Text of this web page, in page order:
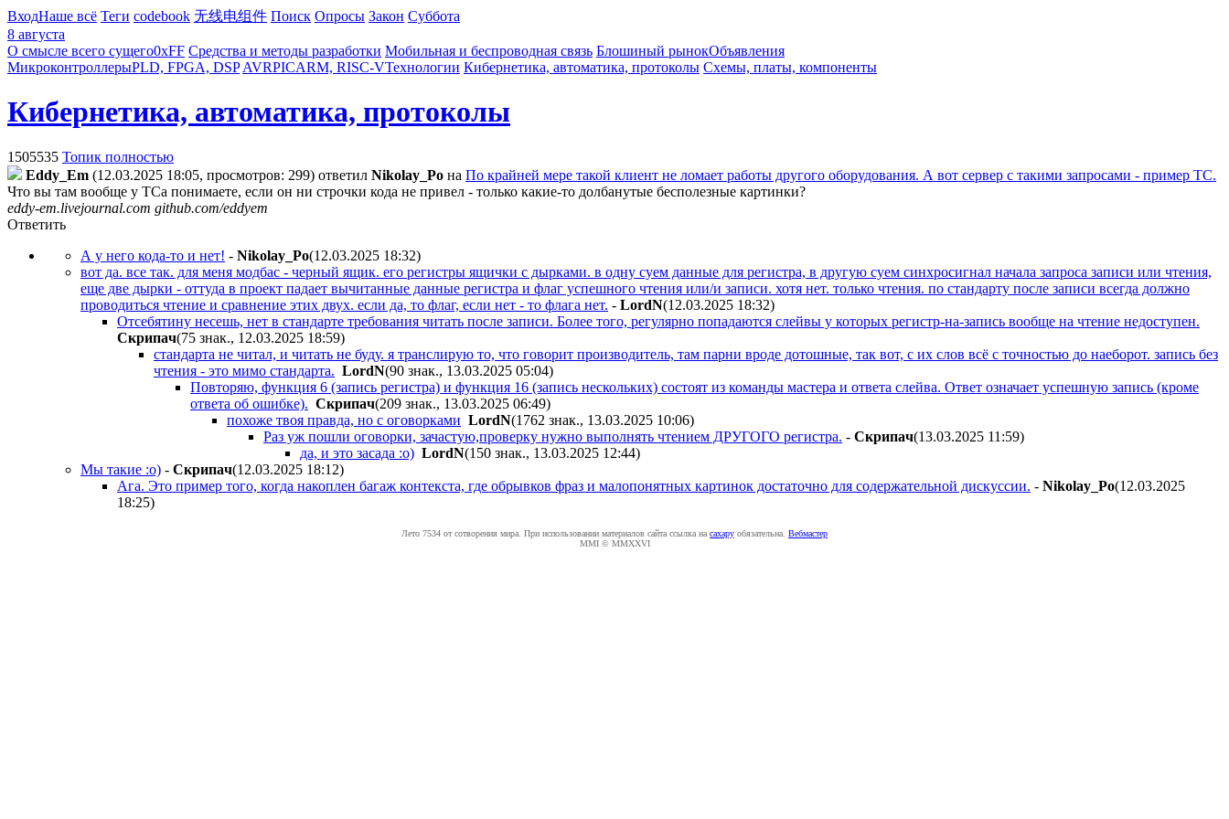
ВходНаше всё Теги codebook 无线电组件 Поиск Опросы Закон Суббота
8 августа
О смысле всего сущего0xFF Средства и методы разработки Мобильная и беспроводная связь Блошиный рынокОбъявления
МикроконтроллерыPLD, FPGA, DSP AVRPICARM, RISC-VТехнологии Кибернетика, автоматика, протоколы Схемы, платы, компоненты
Кибернетика, автоматика, протоколы
1505535 Топик полностью
Eddy_Em (12.03.2025 18:05, просмотров: 299) ответил Nikolay_Po на По крайней мере такой клиент не ломает работы другого оборудования. А вот сервер с такими запросами - пример ТС.
Что вы там вообще у ТСа понимаете, если он ни строчки кода не привел - только какие-то долбанутые бесполезные картинки?
eddy-em.livejournal.com github.com/eddyem
Ответить
А у него кода-то и нет! - Nikolay_Po(12.03.2025 18:32)
вот да. все так. для меня модбас - черный ящик. его регистры ящички с дырками. в одну суем данные для регистра, в другую суем синхросигнал начала запроса записи или чтения,
еще две дырки - оттуда в проект падает вычитанные данные регистра и флаг успешного чтения или/и записи. хотя нет. только чтения. по стандарту после записи всегда должно
проводиться чтение и сравнение этих двух. если да, то флаг, если нет - то флага нет. - LordN(12.03.2025 18:32)
Отсебятину несешь, нет в стандарте требования читать после записи. Более того, регулярно попадаются слейвы у которых регистр-на-запись вообще на чтение недоступен.
Cкpипaч(75 знак., 12.03.2025 18:59)
стандарта не читал, и читать не буду. я транслирую то, что говорит производитель, там парни вроде дотошные, так вот, с их слов всё с точностью до наеборот. запись без
чтения - это мимо стандарта. LordN(90 знак., 13.03.2025 05:04)
Повторяю, функция 6 (запись регистра) и функция 16 (запись нескольких) состоят из команды мастера и ответа слейва. Ответ означает успешную запись (кроме
ответа об ошибке). Cкpипaч(209 знак., 13.03.2025 06:49)
похоже твоя правда, но с оговорками LordN(1762 знак., 13.03.2025 10:06)
Раз уж пошли оговорки, зачастую,проверку нужно выполнять чтением ДРУГОГО регистра. - Cкpипaч(13.03.2025 11:59)
да, и это засада :о) LordN(150 знак., 13.03.2025 12:44)
Мы такие :о) - Cкpипaч(12.03.2025 18:12)
Ага. Это пример того, когда накоплен багаж контекста, где обрывков фраз и малопонятных картинок достаточно для содержательной дискуссии. - Nikolay_Po(12.03.2025
18:25)
Лето 7534 от сотворения мира. При использовании материалов сайта ссылка на caxapу обязательна. Вебмастер
MMI © MMXXVI